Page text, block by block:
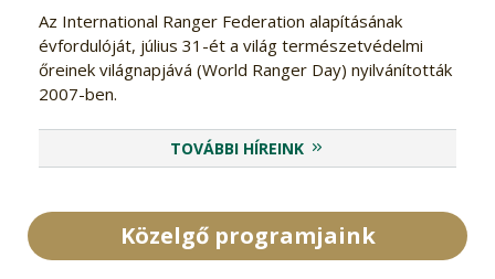
Az International Ranger Federation alapításának
évfordulóját, július 31-ét a világ természetvédelmi
őreinek világnapjává (World Ranger Day) nyilvánították
2007-ben.
TOVÁBBI HÍREINK
Közelgő programjaink